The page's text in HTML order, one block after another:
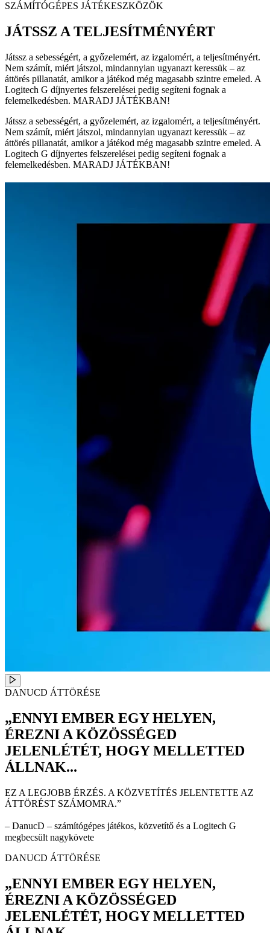
SZÁMÍTÓGÉPES JÁTÉKESZKÖZÖK
JÁTSSZ A TELJESÍTMÉNYÉRT
Játssz a sebességért, a győzelemért, az izgalomért, a teljesítményért.
Nem számít, miért játszol, mindannyian ugyanazt keressük – az
áttörés pillanatát, amikor a játékod még magasabb szintre emeled. A
Logitech G díjnyertes felszerelései pedig segíteni fognak a
felemelkedésben. MARADJ JÁTÉKBAN!
Játssz a sebességért, a győzelemért, az izgalomért, a teljesítményért.
Nem számít, miért játszol, mindannyian ugyanazt keressük – az
áttörés pillanatát, amikor a játékod még magasabb szintre emeled. A
Logitech G díjnyertes felszerelései pedig segíteni fognak a
felemelkedésben. MARADJ JÁTÉKBAN!
DANUCD ÁTTÖRÉSE
„ENNYI EMBER EGY HELYEN,
ÉREZNI A KÖZÖSSÉGED
JELENLÉTÉT, HOGY MELLETTED
ÁLLNAK...
EZ A LEGJOBB ÉRZÉS. A KÖZVETÍTÉS JELENTETTE AZ
ÁTTÖRÉST SZÁMOMRA.”
– DanucD – számítógépes játékos, közvetítő és a Logitech G
megbecsült nagykövete
DANUCD ÁTTÖRÉSE
„ENNYI EMBER EGY HELYEN,
ÉREZNI A KÖZÖSSÉGED
JELENLÉTÉT, HOGY MELLETTED